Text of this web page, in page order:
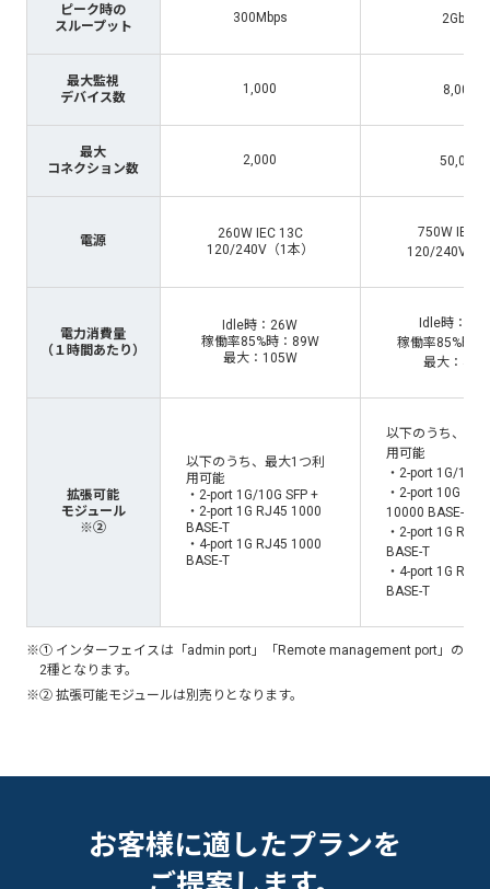
ピーク時の
スループット
300Mbps 2Gbps
最大監視
デバイス数
1,000 8,000
最大
コネクション数
2,000 50,000
電源
260W IEC 13C
120/240V（1本）
750W IEC
120/240V（2
電力消費量
（１時間あたり）
Idle時：26W
稼働率85%時：89W
最大：105W
Idle時：
稼働率85%時
最大：
拡張可能
モジュール
※②
以下のうち、最大1つ利
用可能
・2-port 1G/10G SFP +
・2-port 1G RJ45 1000
BASE-T
・4-port 1G RJ45 1000
BASE-T
以下のうち、最
用可能
・2-port 1G/10G
・2-port 10G
10000 BASE-T
・2-port 1G
BASE-T
・4-port 1G
BASE-T
※① インターフェイスは「admin port」「Remote management port」の
2種となります。
※② 拡張可能モジュールは別売りとなります。
お客様に適したプランを